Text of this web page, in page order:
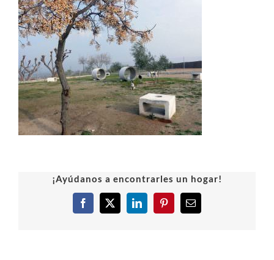
¡Ayúdanos a encontrarles un hogar!
Facebook
X LinkedInPinterestCorreo